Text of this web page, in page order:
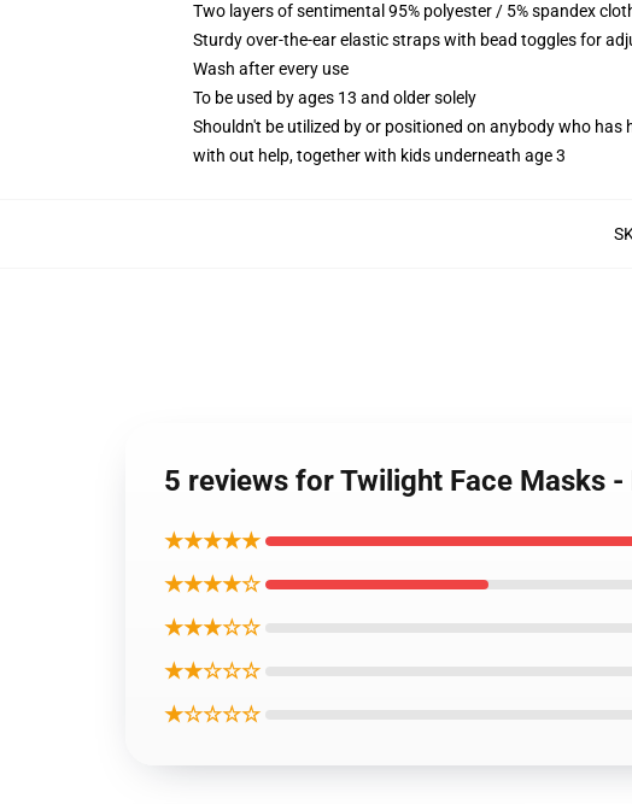
Two layers of sentimental 95% polyester / 5% spandex
Sturdy over-the-ear elastic straps with bead toggles for
Wash after every use
To be used by ages 13 and older solely
Shouldn't be utilized by or positioned on anybody who
with out help, together with kids underneath age 3
5 reviews for Twilight Face Masks
★★★★★
★★★★☆
★★★☆☆
★★☆☆☆
★☆☆☆☆